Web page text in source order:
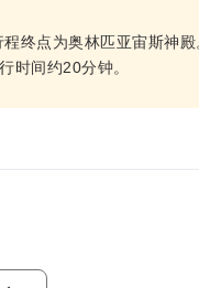
程终点为奥林匹亚宙斯神
时间约20分钟。